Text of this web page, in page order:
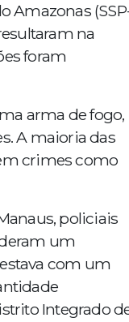
Amazonas
na
foram
arma de fogo,
A maioria das
crimes como
policiais
um
com um
Integrado